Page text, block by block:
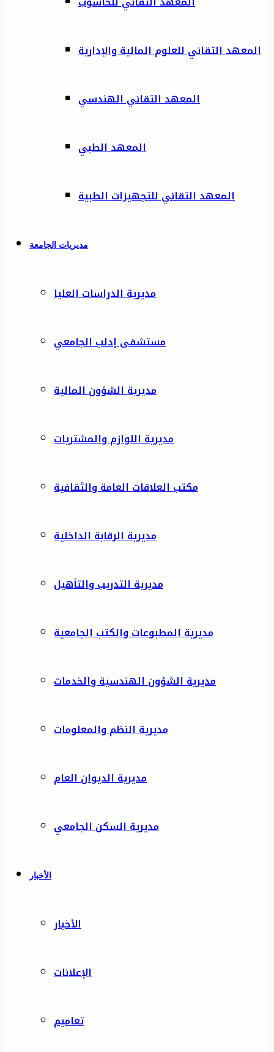
المعهد التقاني للعلوم المالية والإدارية
المعهد التقاني الهندسي
المعهد الطبي
المعهد التقاني للتجهيزات الطبية
مديريات الجامعة
مديرية الدراسات العليا
مستشفى إدلب الجامعي
مديرية الشؤون المالية
مديرية اللوازم والمشتريات
مكتب العلاقات العامة والثقافية
مديرية الرقابة الداخلية
مديرية التدريب والتأهيل
مديرية المطبوعات والكتب الجامعية
مديرية الشؤون الهندسية والخدمات
مديرية النظم والمعلومات
مديرية الديوان العام
مديرية السكن الجامعي
الأخبار
الأخبار
الإعلانات
تعاميم